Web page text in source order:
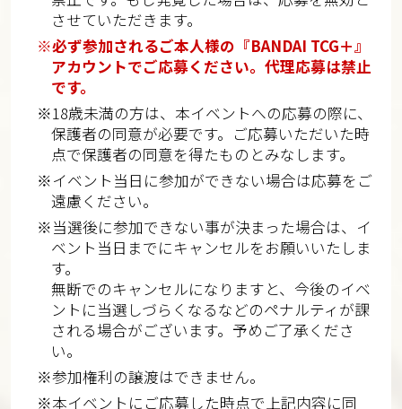
させていただきます。
※必ず参加されるご本人様の『BANDAI TCG＋』
アカウントでご応募ください。代理応募は禁止
です。
※18歳未満の方は、本イベントへの応募の際に、
保護者の同意が必要です。ご応募いただいた時
点で保護者の同意を得たものとみなします。
※イベント当日に参加ができない場合は応募をご
遠慮ください。
※当選後に参加できない事が決まった場合は、イ
ベント当日までにキャンセルをお願いいたしま
す。
無断でのキャンセルになりますと、今後のイベ
ントに当選しづらくなるなどのペナルティが課
される場合がございます。予めご了承くださ
い。
※参加権利の譲渡はできません。
※本イベントにご応募した時点で上記内容に同